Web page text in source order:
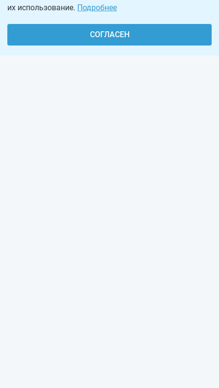
их использование. Подробнее
СОГЛАСЕН